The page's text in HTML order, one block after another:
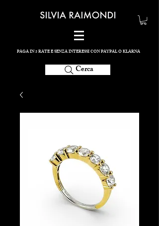
PAGA IN 3 RATE E SENZA INTERESSI CON PAYPAL O KLARNA
Cerca